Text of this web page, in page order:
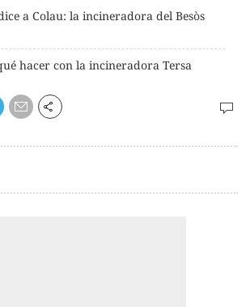
a Colau: la incineradora del Besòs
hacer con la incineradora Tersa